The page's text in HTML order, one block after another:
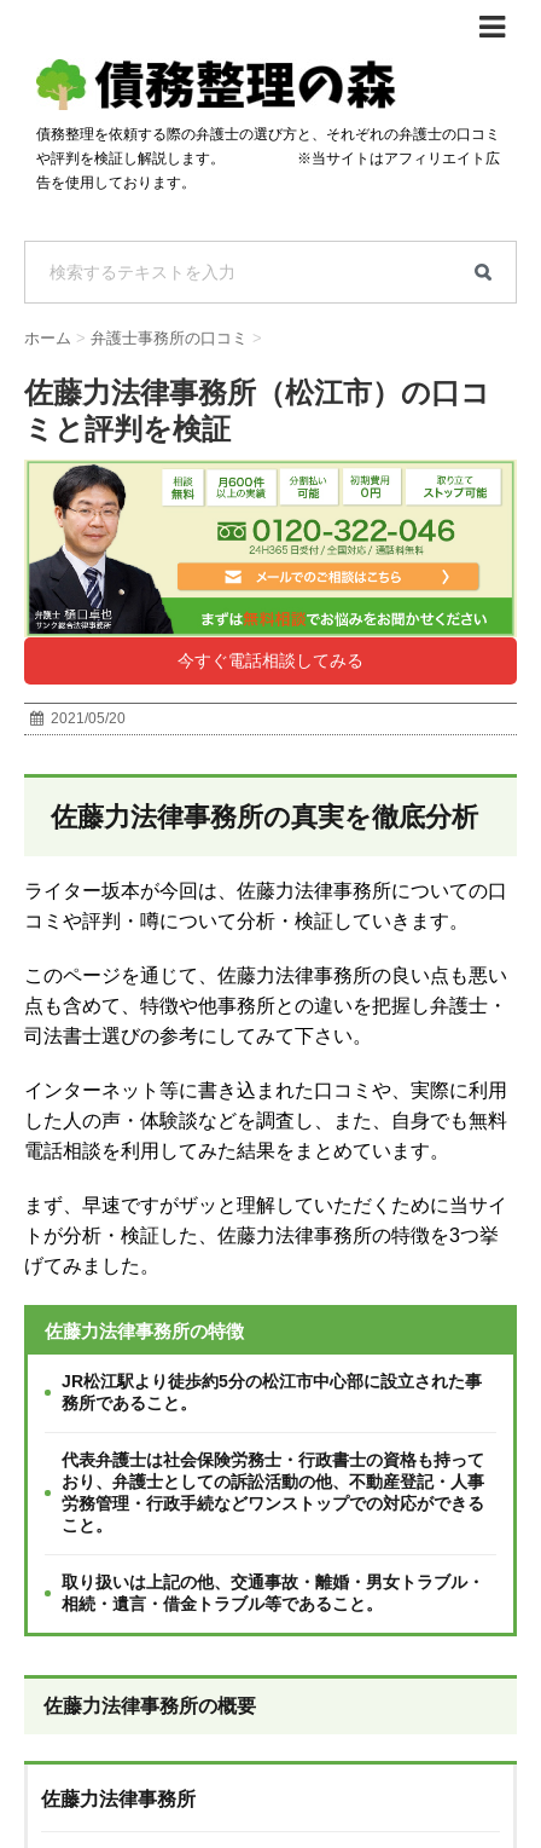
債務整理体験談
おすすめ
料金比較
自己破産・個人再生料金比較
過払い金料金比較
専門家の選び方
料金で選ぶ
着手金無料で選ぶ
24時間年中無休で選ぶ
匿名借金相談
債務整理を依頼する際の弁護士の選び方と、それぞれの弁護士の口コミ
や評判を検証し解説します。 ※当サイトはアフィリエイト広
告を使用しております。
ホーム > 弁護士事務所の口コミ >
佐藤力法律事務所（松江市）の口コ
ミと評判を検証
今すぐ電話相談してみる
2021/05/20
佐藤力法律事務所の真実を徹底分析
ライター坂本が今回は、佐藤力法律事務所についての口
コミや評判・噂について分析・検証していきます。
このページを通じて、佐藤力法律事務所の良い点も悪い
点も含めて、特徴や他事務所との違いを把握し弁護士・
司法書士選びの参考にしてみて下さい。
インターネット等に書き込まれた口コミや、実際に利用
した人の声・体験談などを調査し、
また、自身でも無料
電話相談を利用してみた結果をまとめています。
まず、早速ですがザッと理解していただくために当サイ
トが分析・検証した、佐藤力法律事務所の特徴を3つ挙
げてみました。
佐藤力法律事務所の特徴
JR松江駅より徒歩約5分の松江市中心部に設立された事
務所であること。
代表弁護士は社会保険労務士・行政書士の資格も持って
おり、弁護士としての訴訟活動の他、不動産登記・人事
労務管理・行政手続などワンストップでの対応ができる
こと。
取り扱いは上記の他、交通事故・離婚・男女トラブル・
相続・遺言・借金トラブル等であること。
佐藤力法律事務所の概要
佐藤力法律事務所